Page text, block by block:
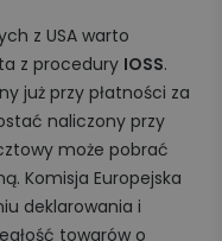
z USA warto
z procedury IOSS.
już przy płatności za
naliczony przy
może pobrać
Komisja Europejska
deklarowania i
towarów o